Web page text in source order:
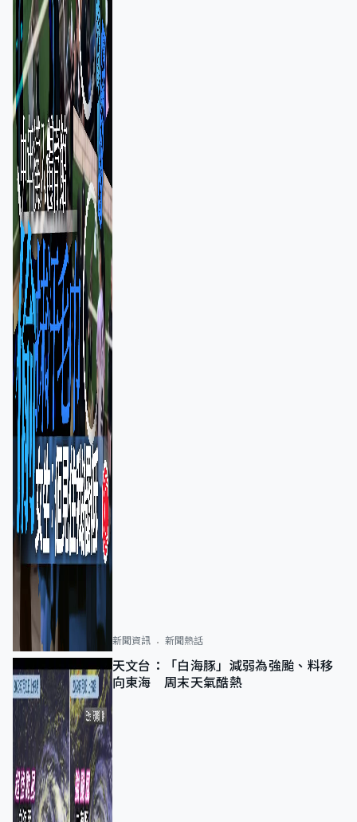
新聞資訊 新聞熱話
天文台：「白海豚」減弱為強颱、料移
向東海 周末天氣酷熱